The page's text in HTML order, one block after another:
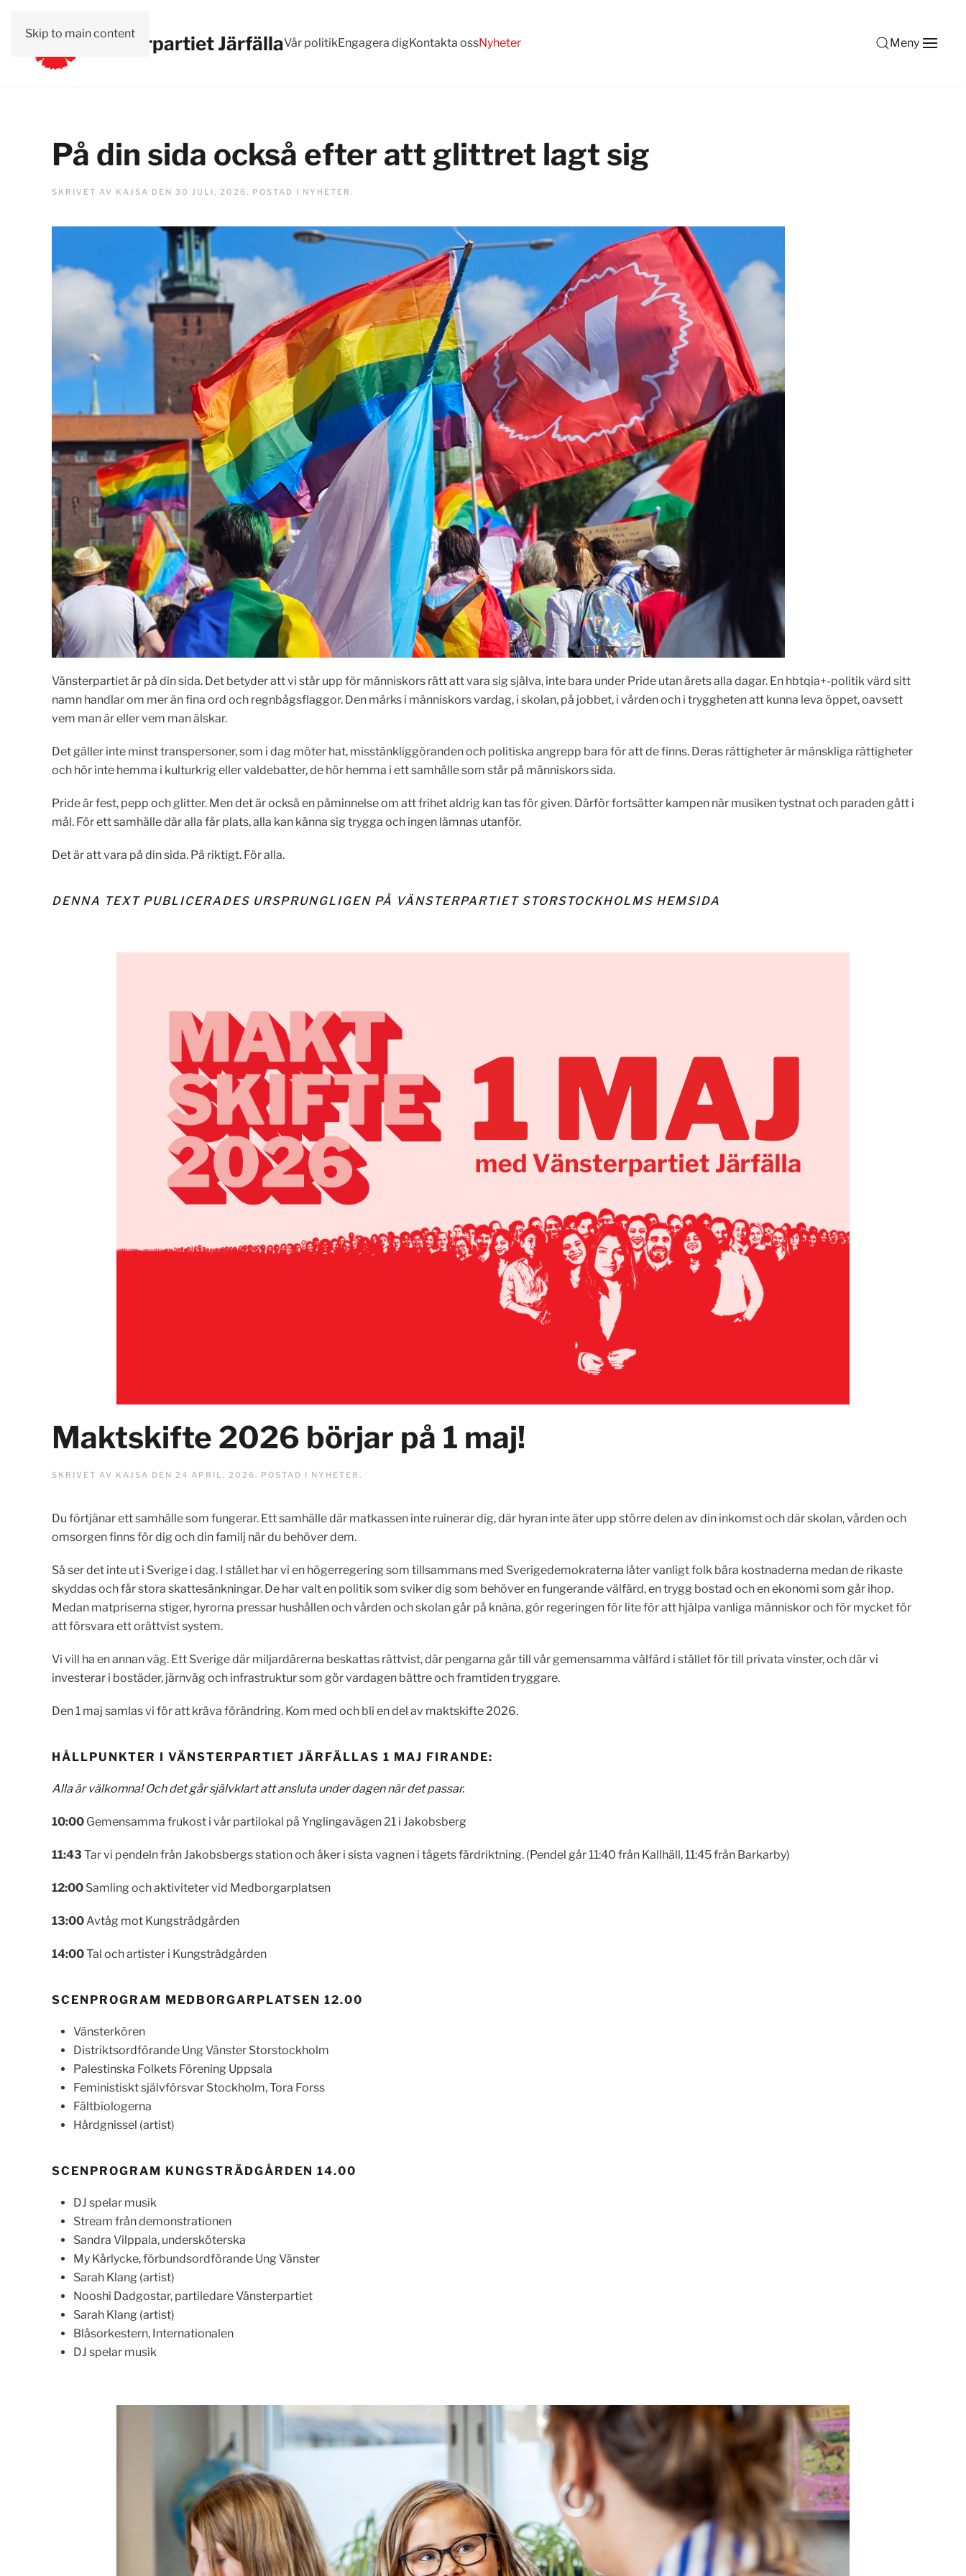
Skip to main contentVänsterpartiet JärfällaVår politikEngagera digKontakta ossNyheter Meny
På din sida också efter att glittret lagt sig
SKRIVET AV KAJSA DEN 30 JULI, 2026. POSTAD I NYHETER .
Vänsterpartiet är på din sida. Det betyder att vi står upp för människors rätt att vara sig själva, inte bara under Pride utan årets alla dagar. En hbtqia+-politik värd sitt
namn handlar om mer än fina ord och regnbågsflaggor. Den märks i människors vardag, i skolan, på jobbet, i vården och i tryggheten att kunna leva öppet, oavsett
vem man är eller vem man älskar.
Det gäller inte minst transpersoner, som i dag möter hat, misstänkliggöranden och politiska angrepp bara för att de finns. Deras rättigheter är mänskliga rättigheter
och hör inte hemma i kulturkrig eller valdebatter, de hör hemma i ett samhälle som står på människors sida.
Pride är fest, pepp och glitter. Men det är också en påminnelse om att frihet aldrig kan tas för given. Därför fortsätter kampen när musiken tystnat och paraden gått i
mål. För ett samhälle där alla får plats, alla kan känna sig trygga och ingen lämnas utanför.
Det är att vara på din sida. På riktigt. För alla.
DENNA TEXT PUBLICERADES URSPRUNGLIGEN PÅ VÄNSTERPARTIET STORSTOCKHOLMS HEMSIDA
Maktskifte 2026 börjar på 1 maj!
SKRIVET AV KAJSA DEN 24 APRIL, 2026. POSTAD I NYHETER .
Du förtjänar ett samhälle som fungerar. Ett samhälle där matkassen inte ruinerar dig, där hyran inte äter upp större delen av din inkomst och där skolan, vården och
omsorgen finns för dig och din familj när du behöver dem.
Så ser det inte ut i Sverige i dag. I stället har vi en högerregering som tillsammans med Sverigedemokraterna låter vanligt folk bära kostnaderna medan de rikaste
skyddas och får stora skattesänkningar. De har valt en politik som sviker dig som behöver en fungerande välfärd, en trygg bostad och en ekonomi som går ihop.
Medan matpriserna stiger, hyrorna pressar hushållen och vården och skolan går på knäna, gör regeringen för lite för att hjälpa vanliga människor och för mycket för
att försvara ett orättvist system.
Vi vill ha en annan väg. Ett Sverige där miljardärerna beskattas rättvist, där pengarna går till vår gemensamma välfärd i stället för till privata vinster, och där vi
investerar i bostäder, järnväg och infrastruktur som gör vardagen bättre och framtiden tryggare.
Den 1 maj samlas vi för att kräva förändring. Kom med och bli en del av maktskifte 2026.
HÅLLPUNKTER I VÄNSTERPARTIET JÄRFÄLLAS 1 MAJ FIRANDE:
Alla är välkomna! Och det går självklart att ansluta under dagen när det passar.
10:00 Gemensamma frukost i vår partilokal på Ynglingavägen 21 i Jakobsberg
11:43 Tar vi pendeln från Jakobsbergs station och åker i sista vagnen i tågets färdriktning. (Pendel går 11:40 från Kallhäll, 11:45 från Barkarby)
12:00 Samling och aktiviteter vid Medborgarplatsen
13:00Avtåg mot Kungsträdgården
14:00Tal och artister i Kungsträdgården
SCENPROGRAM MEDBORGARPLATSEN 12.00
Vänsterkören
Distriktsordförande Ung Vänster Storstockholm
Palestinska Folkets Förening Uppsala
Feministiskt självförsvar Stockholm, Tora Forss
Fältbiologerna
Hårdgnissel (artist)
SCENPROGRAM KUNGSTRÄDGÅRDEN 14.00
DJ spelar musik
Stream från demonstrationen
Sandra Vilppala, undersköterska
My Kårlycke, förbundsordförande Ung Vänster
Sarah Klang (artist)
Nooshi Dadgostar, partiledare Vänsterpartiet
Sarah Klang (artist)
Blåsorkestern, Internationalen
DJ spelar musik